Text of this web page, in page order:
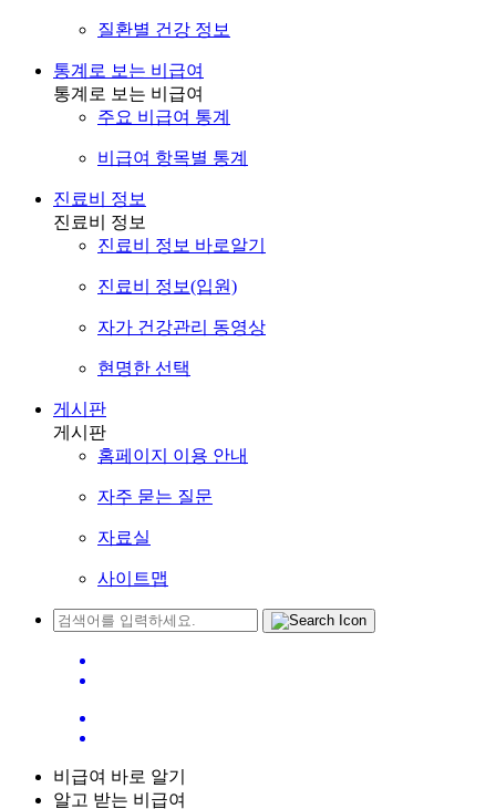
질환별 건강 정보
통계로 보는 비급여
통계로 보는 비급여
주요 비급여 통계
비급여 항목별 통계
진료비 정보
진료비 정보
진료비 정보 바로알기
진료비 정보(입원)
자가 건강관리 동영상
현명한 선택
게시판
게시판
홈페이지 이용 안내
자주 묻는 질문
자료실
사이트맵
비급여 바로 알기
알고 받는 비급여